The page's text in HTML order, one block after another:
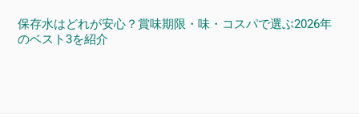
保存水はどれが安心？賞味期限・味・コスパで選ぶ2026年
のベスト3を紹介